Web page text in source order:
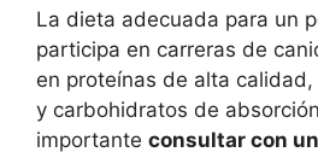
La dieta adecuada para un
participa en carreras de
en proteínas de alta
y carbohidratos de
importante consultar con